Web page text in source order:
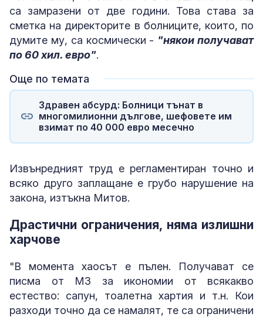
са замразени от две години. Това става за
сметка на директорите в болниците, които, по
думите му, са космически - "някои получават
по 60 хил. евро".
Още по темата
Здравен абсурд: Болници тънат в
многомилионни дългове, шефовете им
взимат по 40 000 евро месечно
Извънредният труд е регламентиран точно и
всяко друго заплащане е грубо нарушение на
закона, изтъкна Митов.
Драстични ограничения, няма излишни
харчове
"В момента хаосът е пълен. Получават се
писма от МЗ за икономии от всякакво
естество: сапун, тоалетна хартия и т.н. Кои
разходи точно да се намалят, те са ограничени